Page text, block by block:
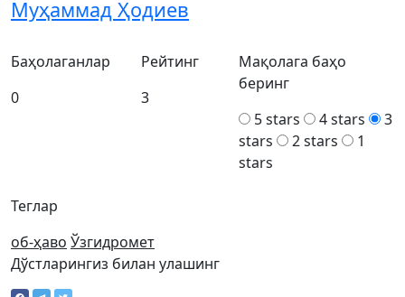
Муҳаммад Ҳодиев
Теглар
об-ҳаво Ўзгидромет
Баҳолаганлар
0
Рейтинг
3
Мақолага баҳо
беринг
5 stars
4 stars
3
stars
2 stars
1
stars
Дўстларингиз билан улашинг